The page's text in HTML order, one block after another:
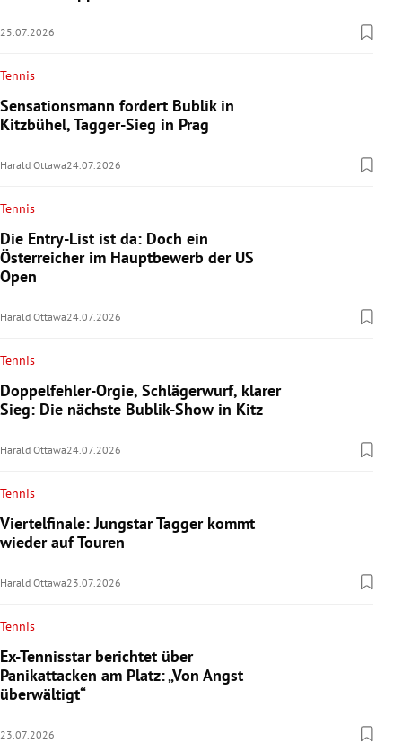
25.07.2026
Tennis
Sensationsmann fordert Bublik in
Kitzbühel, Tagger-Sieg in Prag
Harald Ottawa24.07.2026
Tennis
Die Entry-List ist da: Doch ein
Österreicher im Hauptbewerb der US
Open
Harald Ottawa24.07.2026
Tennis
Doppelfehler-Orgie, Schlägerwurf, klarer
Sieg: Die nächste Bublik-Show in Kitz
Harald Ottawa24.07.2026
Tennis
Viertelfinale: Jungstar Tagger kommt
wieder auf Touren
Harald Ottawa23.07.2026
Tennis
Ex-Tennisstar berichtet über
Panikattacken am Platz: „Von Angst
überwältigt“
23.07.2026